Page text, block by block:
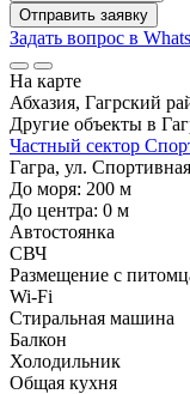
Отправить заявку
Задать вопрос в
На карте
Абхазия, Гагрский
Другие объекты в
Частный сектор
Гагра, ул.
До моря: 200 м
До центра: 0 м
Автостоянка
СВЧ
Размещение с
Wi-Fi
Стиральная машина
Балкон
Холодильник
Общая кухня